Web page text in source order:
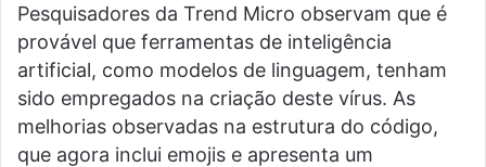
Pesquisadores da Trend Micro observam que é
provável que ferramentas de inteligência
artificial, como modelos de linguagem, tenham
sido empregados na criação deste vírus. As
melhorias observadas na estrutura do código,
que agora inclui emojis e apresenta um